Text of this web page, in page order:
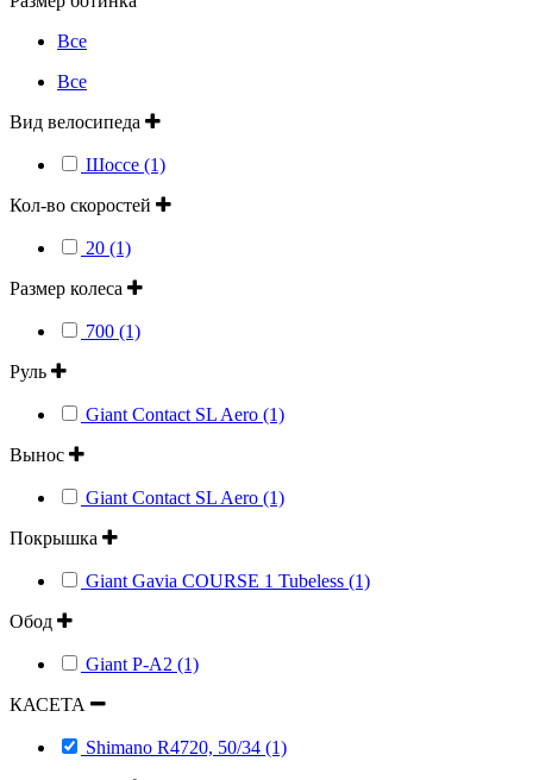
Все
Все
Вид велосипеда
Шоссе (1)
Кол-во скоростей
20 (1)
Размер колеса
700 (1)
Руль
Giant Contact SL Aero (1)
Вынос
Giant Contact SL Aero (1)
Покрышка
Giant Gavia COURSE 1 Tubeless (1)
Обод
Giant P-A2 (1)
КАСЕТА
Shimano R4720, 50/34 (1)